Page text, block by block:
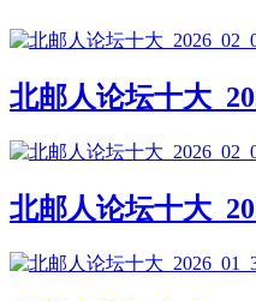
北邮人论坛十大
北邮人论坛十大